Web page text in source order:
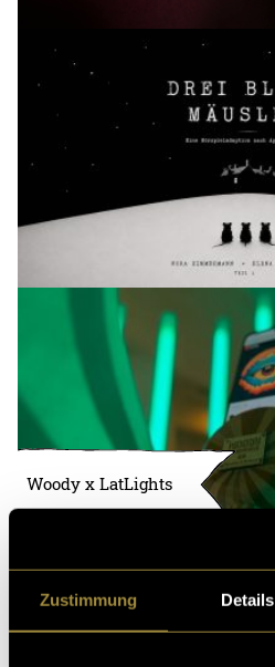
Zustimmung Details
Woody x LatLights